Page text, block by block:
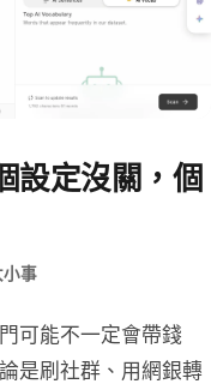
設定沒關，個
小事
可能不一定會帶錢
是刷社群、用網銀轉